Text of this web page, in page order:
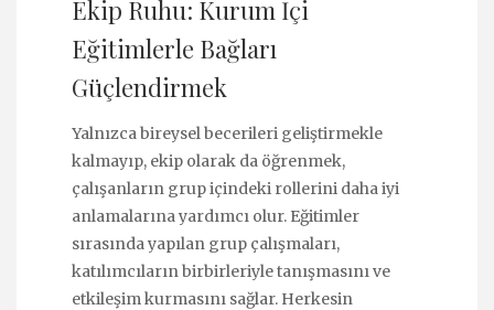
Ekip Ruhu: Kurum İçi
Eğitimlerle Bağları
Güçlendirmek
Yalnızca bireysel becerileri geliştirmekle
kalmayıp, ekip olarak da öğrenmek,
çalışanların grup içindeki rollerini daha iyi
anlamalarına yardımcı olur. Eğitimler
sırasında yapılan grup çalışmaları,
katılımcıların birbirleriyle tanışmasını ve
etkileşim kurmasını sağlar. Herkesin